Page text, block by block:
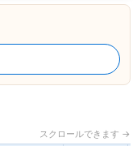
スクロールできます →